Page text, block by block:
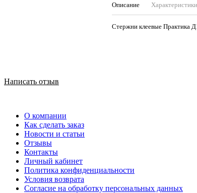
Описание Характеристики
Стержни клеевые
Написать отзыв
О компании
Как сделать заказ
Новости и статьи
Отзывы
Контакты
Личный кабинет
Политика конфиденциальности
Условия возврата
Согласие на обработку персональных данных